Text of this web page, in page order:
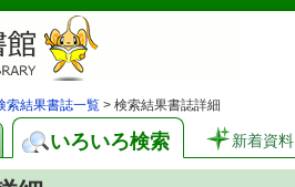
索結果書誌一覧 > 検索結果書誌詳細
いろいろ検索 新着資料